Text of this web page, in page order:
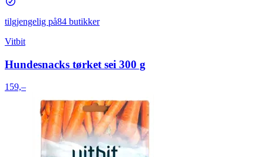
tilgjengelig på84 butikker
Vitbit
Hundesnacks tørket sei 300 g
159,–